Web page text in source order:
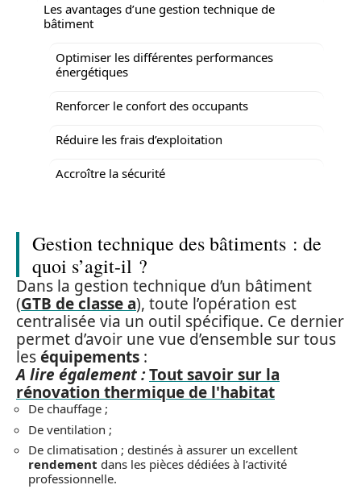
Les avantages d’une gestion technique de
bâtiment
Optimiser les différentes performances
énergétiques
Renforcer le confort des occupants
Réduire les frais d’exploitation
Accroître la sécurité
Gestion technique des bâtiments : de
quoi s’agit-il ?
Dans la gestion technique d’un bâtiment
(GTB de classe a), toute l’opération est
centralisée via un outil spécifique. Ce dernier
permet d’avoir une vue d’ensemble sur tous
leséquipements :
A lire également :Tout savoir sur la
rénovation thermique de l'habitat
De chauffage ;
De ventilation ;
De climatisation ; destinés à assurer un excellent
rendement dans les pièces dédiées à l’activité
professionnelle.